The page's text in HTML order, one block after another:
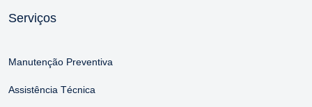
Serviços
Manutenção Preventiva
Assistência Técnica